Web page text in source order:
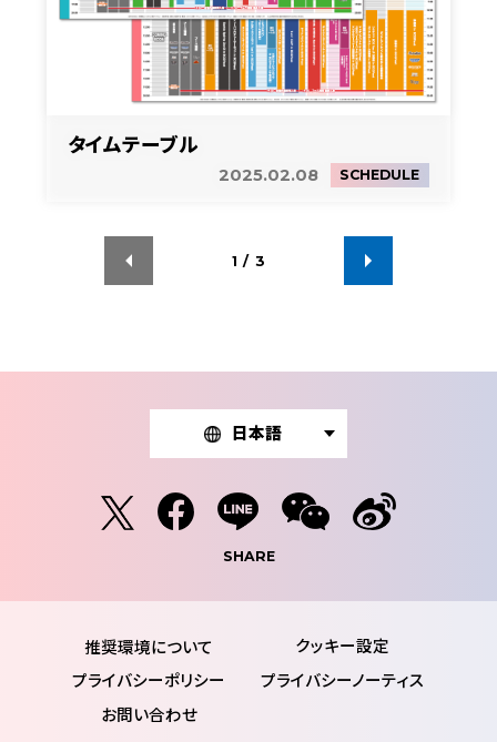
タイムテーブル
2025.02.08 SCHEDULE
1 / 3
日本語
SHARE
推奨環境について
プライバシーポリシー
プライバシーノーティス
お問い合わせ